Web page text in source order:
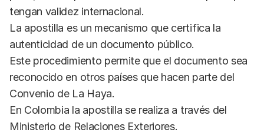
tengan validez internacional.
La apostilla es un mecanismo que certifica la
autenticidad de un documento público.
Este procedimiento permite que el documento sea
reconocido en otros países que hacen parte del
Convenio de La Haya.
En Colombia la apostilla se realiza a través del
Ministerio de Relaciones Exteriores.